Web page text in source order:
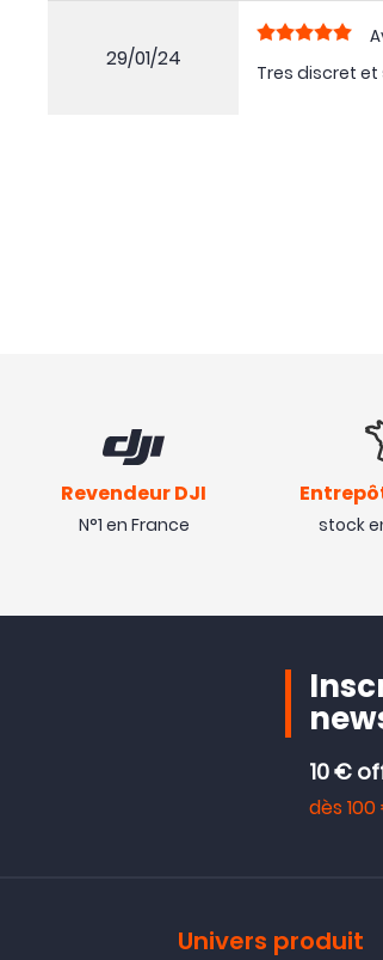
29/01/24
Tres discret
Revendeur DJI
N°1 en France stock
10 €
dès
Univers produit